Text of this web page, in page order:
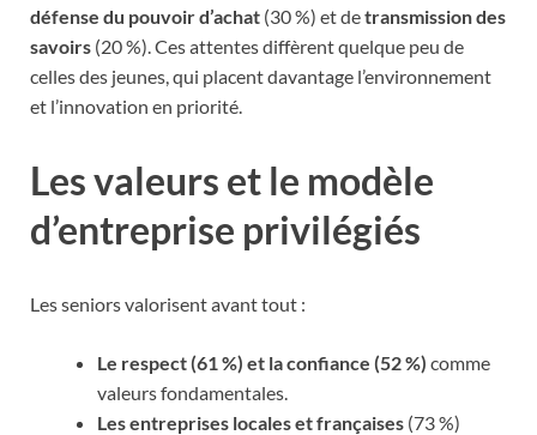
défense du pouvoir d’achat (30 %) et detransmission des
savoirs (20 %). Ces attentes diffèrent quelque peu de
celles des jeunes, qui placent davantage l’environnement
et l’innovation en priorité.
Les valeurs et le modèle
d’entreprise privilégiés
Les seniors valorisent avant tout :
Le respect (61 %) et la confiance (52 %) comme
valeurs fondamentales.
Les entreprises locales et françaises (73 %)